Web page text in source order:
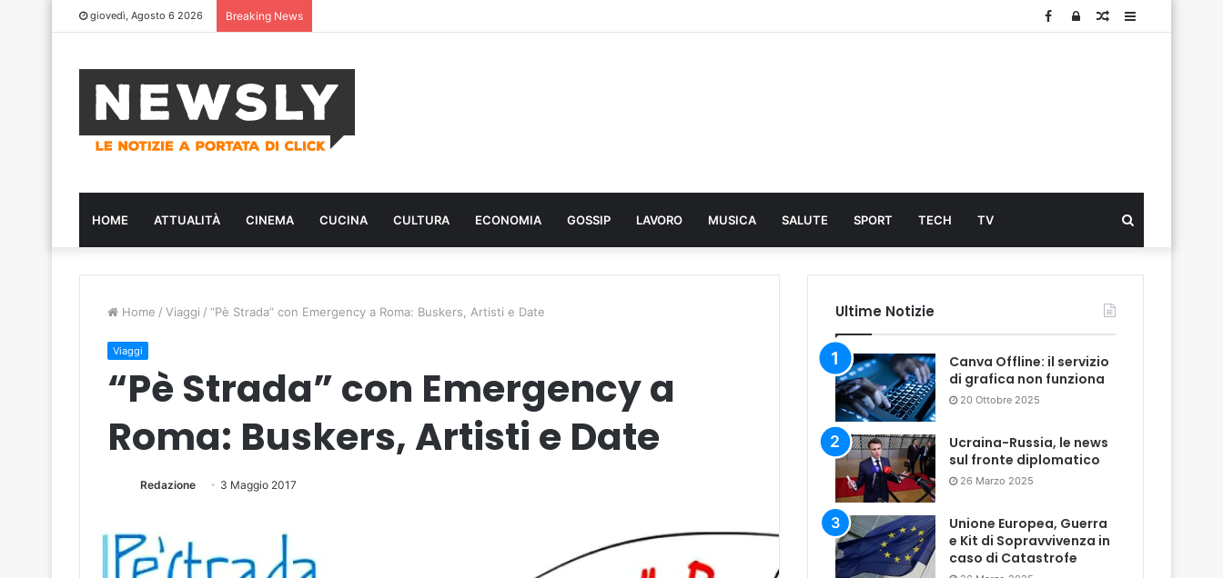
giovedì, Agosto 6 2026 Breaking News Sidebar
Articolo
Log
Facebook
HOME ATTUALITÀ CINEMA CUCINA CULTURA ECONOMIA GOSSIP LAVORO MUSICA SALUTE SPORT TECH TV
...
Home / Viaggi / “Pè Strada” con Emergency a Roma: Buskers, Artisti e Date
Viaggi
“Pè Strada” con Emergency a
Roma: Buskers, Artisti e Date
Redazione 3 Maggio 2017
Ultime Notizie
Canva Offline: il servizio
di grafica non funziona
20 Ottobre 2025
Ucraina-Russia, le news
sul fronte diplomatico
26 Marzo 2025
Unione Europea, Guerra
e Kit di Sopravvivenza in
caso di Catastrofe